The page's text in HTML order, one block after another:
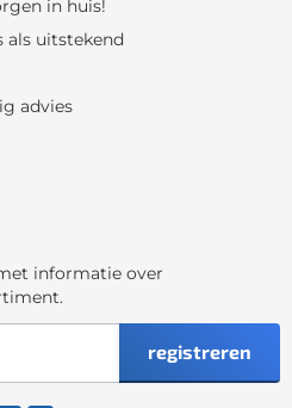
in huis!
als uitstekend
advies
informatie over
registreren